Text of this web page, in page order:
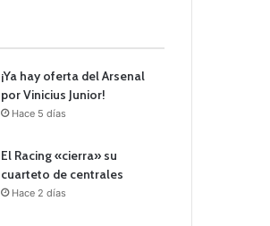
¡Ya hay oferta del Arsenal
por Vinicius Junior!
Hace 5 días
El Racing «cierra» su
cuarteto de centrales
Hace 2 días